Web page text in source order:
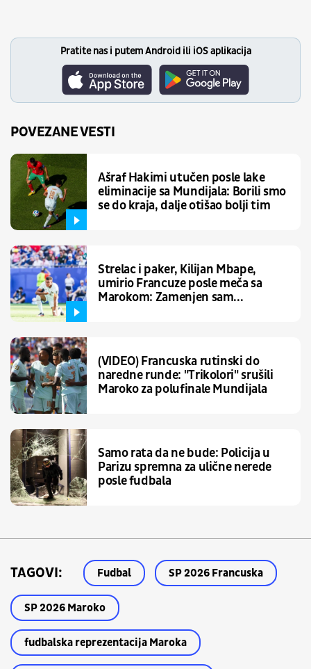
Pratite nas i putem Android ili iOS aplikacija
POVEZANE VESTI
Ašraf Hakimi utučen posle lake
eliminacije sa Mundijala: Borili smo
se do kraja, dalje otišao bolji tim
Strelac i paker, Kilijan Mbape,
umirio Francuze posle meča sa
Marokom: Zamenjen sam...
(VIDEO) Francuska rutinski do
naredne runde: "Trikolori" srušili
Maroko za polufinale Mundijala
Samo rata da ne bude: Policija u
Parizu spremna za ulične nerede
posle fudbala
TAGOVI: Fudbal SP 2026 Francuska
SP 2026 Maroko
fudbalska reprezentacija Maroka